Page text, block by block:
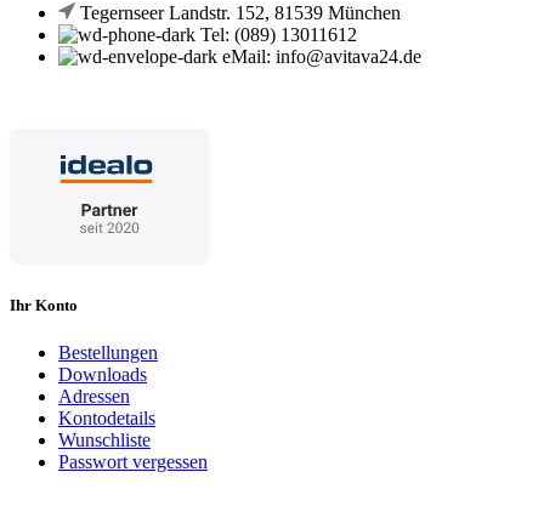
Tegernseer Landstr. 152, 81539 München
Tel: (089) 13011612
eMail: info@avitava24.de
Ihr Konto
Bestellungen
Downloads
Adressen
Kontodetails
Wunschliste
Passwort vergessen